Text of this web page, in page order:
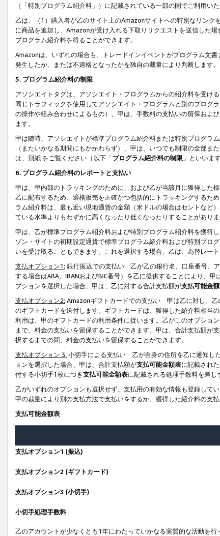
（「特別プログラム紹介料」）に記載されている一部の国でご利用い
乙は、（1）購入者が乙のサイト上のAmazonサイトへの特別なリン
に商品を追加し、Amazonが受け入れる下取りリクエストを送信した
プログラム紹介料を得ることができます。
Amazonは、いずれの場合も、トレードインイベントがプログラム文
発生したか、または不適格となったかを独自の裁量により判断します。
5. プログラム紹介料の制限
アソシエイトタグは、アソシエイト・プログラムからの紹介料を受け
同じトラフィックを使用してアソシエイト・プログラムと別のプログ
の操作や組み合わせによるもの）、甲は、手数料の支払いの留保およ
ます。
甲は随時、アソシエイトが標準プログラム紹介料または特別プログラ
（またいかなる期間にもかかわらず）、甲は、いつでも制限の全部
は、 別紙 をご覧ください（以下「プログラム紹介料の制限 」といいま
6. プログラム紹介料のレポートと支払い
甲は、甲内部のトラッキングのために、および乙が当該月に獲得した
乙に配布するため、適格販売を正確かつ包括的にトラッキングするた
ラム紹介料は、最も近い現地通貨の金額（米ドルの場合はセントなど
ている水準よりもわずかに高くなったり低くなったりすることがあり
甲は、乙が標準プログラム紹介料および特別プログラム紹介料を獲得
ゾン・サイトの初期設定通貨で標準プログラム紹介料および特別プロ
いを受け取ることもできます。これを選択する場合、乙は、為替レー
支払オプション1: 銀行振込での支払い 乙が乙の銀行名、口座番号、
する場合はABA、IBANおよびBIC番号）を乙に提供することにより、
プションを選択した場合、甲は、乙に対する合計支払額が支払可能金
支払オプション2: Amazonギフトカードでの支払い 甲は乙に対し、乙
のギフトカードを送付します。ギフトカードは、獲得した紹介料相当
利用は、甲のギフトカードの利用条件に従います。乙がこのオプショ
まで、料金の支払いを留保することができます。甲は、合計支払額が
択するまでの間、料金の支払いを留保することができます。
支払オプション 3: 小切手による支払い 乙が自身の住所を乙に通知し
ョンを選択した場合、甲は、合計支払額が支払可能金額表に記載され
付する小切手1枚につき支払可能金額表に記載される処理手数料を差し
乙がいずれのオプションも選択せず、支払用の有効な情報も登録して
甲の裁量により別の支払方法で支払いをするか、獲得した紹介料の支
支払可能金額表
支払オプション1 (振込)
支払オプション2 (ギフトカード)
支払オプション3 (小切手)
小切手処理手数料
乙のアカウントが少なくとも1年にわたっていかなる実質的な活動を